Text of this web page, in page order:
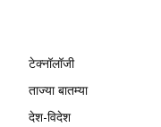
टेक्नॉलॉजी
ताज्या बातम्या
देश-विदेश